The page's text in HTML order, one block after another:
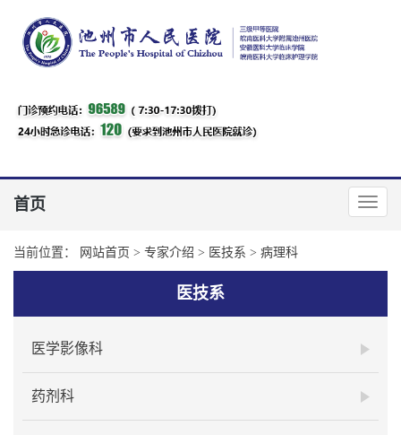
首页
当前位置： 网站首页 > 专家介绍 > 医技系 > 病理科
医技系
医学影像科
药剂科